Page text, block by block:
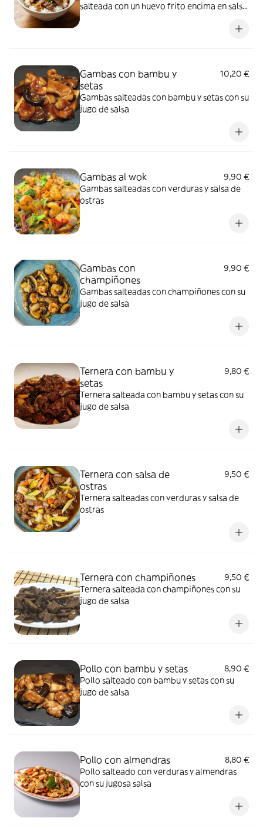
salteada con un huevo frito encima en salsa
Gambas con bambu y
setas
10,20 €
Gambas salteadas con bambu y setas con su
jugo de salsa
Gambas al wok
9,90 €
Gambas salteadas con verduras y salsa de
ostras
Gambas con
champiñones
9,90 €
Gambas salteadas con champiñones con su
jugo de salsa
Ternera con bambu y
setas
9,80 €
Ternera salteada con bambu y setas con su
jugo de salsa
Ternera con salsa de
ostras
9,50 €
Ternera salteadas con verduras y salsa de
ostras
Ternera con champiñones
9,50 €
Ternera salteada con champiñones con su
jugo de salsa
Pollo con bambu y setas
8,90 €
Pollo salteado con bambu y setas con su
jugo de salsa
Pollo con almendras
8,80 €
Pollo salteado con verduras y almendras
con su jugosa salsa